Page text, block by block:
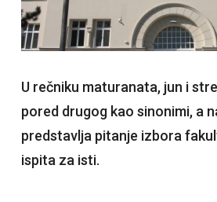
U rečniku maturanata, jun i
pored drugog kao sinonimi, a
predstavlja pitanje izbora
ispita za isti.